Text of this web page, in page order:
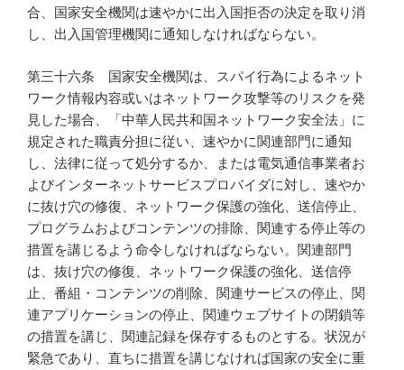
合、国家安全機関は速やかに出入国拒否の決定を取り消
し、出入国管理機関に通知しなければならない。
第三十六条 国家安全機関は、スパイ行為によるネット
ワーク情報内容或いはネットワーク攻撃等のリスクを発
見した場合、「中華人民共和国ネットワーク安全法」に
規定された職責分担に従い、速やかに関連部門に通知
し、法律に従って処分するか、または電気通信事業者お
よびインターネットサービスプロバイダに対し、速やか
に抜け穴の修復、ネットワーク保護の強化、送信停止、
プログラムおよびコンテンツの排除、関連する停止等の
措置を講じるよう命令しなければならない。関連部門
は、抜け穴の修復、ネットワーク保護の強化、送信停
止、番組・コンテンツの削除、関連サービスの停止、関
連アプリケーションの停止、関連ウェブサイトの閉鎖等
の措置を講じ、関連記録を保存するものとする。状況が
緊急であり、直ちに措置を講じなければ国家の安全に重